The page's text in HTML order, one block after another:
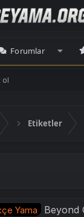
Forumlar
ol
Etiketler
Yama Beyond